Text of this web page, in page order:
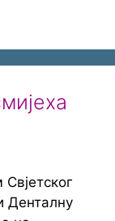
Денталну